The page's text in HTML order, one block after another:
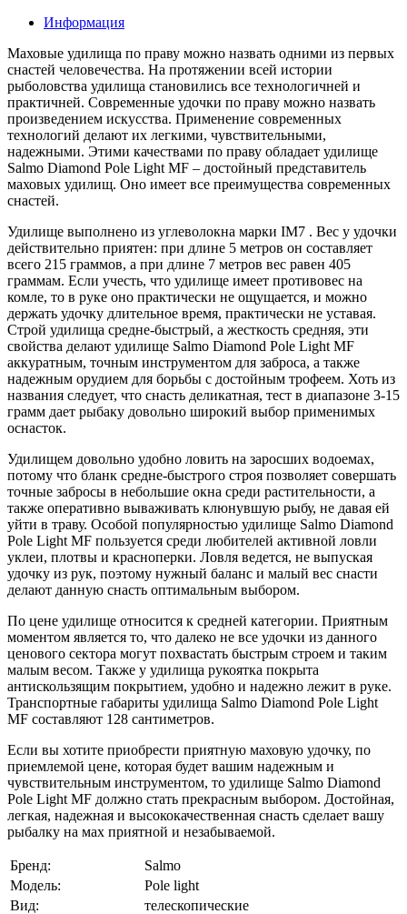
Информация
Маховые удилища по праву можно назвать одними из первых
снастей человечества. На протяжении всей истории
рыболовства удилища становились все технологичней и
практичней. Современные удочки по праву можно назвать
произведением искусства. Применение современных
технологий делают их легкими, чувствительными,
надежными. Этими качествами по праву обладает удилище
Salmo Diamond Pole Light MF – достойный представитель
маховых удилищ. Оно имеет все преимущества современных
снастей.
Удилище выполнено из углеволокна марки IM7 . Вес у удочки
действительно приятен: при длине 5 метров он составляет
всего 215 граммов, а при длине 7 метров вес равен 405
граммам. Если учесть, что удилище имеет противовес на
комле, то в руке оно практически не ощущается, и можно
держать удочку длительное время, практически не уставая.
Строй удилища средне-быстрый, а жесткость средняя, эти
свойства делают удилище Salmo Diamond Pole Light MF
аккуратным, точным инструментом для заброса, а также
надежным орудием для борьбы с достойным трофеем. Хоть из
названия следует, что снасть деликатная, тест в диапазоне 3-15
грамм дает рыбаку довольно широкий выбор применимых
оснасток.
Удилищем довольно удобно ловить на заросших водоемах,
потому что бланк средне-быстрого строя позволяет совершать
точные забросы в небольшие окна среди растительности, а
также оперативно вываживать клюнувшую рыбу, не давая ей
уйти в траву. Особой популярностью удилище Salmo Diamond
Pole Light MF пользуется среди любителей активной ловли
уклеи, плотвы и красноперки. Ловля ведется, не выпуская
удочку из рук, поэтому нужный баланс и малый вес снасти
делают данную снасть оптимальным выбором.
По цене удилище относится к средней категории. Приятным
моментом является то, что далеко не все удочки из данного
ценового сектора могут похвастать быстрым строем и таким
малым весом. Также у удилища рукоятка покрыта
антискользящим покрытием, удобно и надежно лежит в руке.
Транспортные габариты удилища Salmo Diamond Pole Light
MF составляют 128 сантиметров.
Если вы хотите приобрести приятную маховую удочку, по
приемлемой цене, которая будет вашим надежным и
чувствительным инструментом, то удилище Salmo Diamond
Pole Light MF должно стать прекрасным выбором. Достойная,
легкая, надежная и высококачественная снасть сделает вашу
рыбалку на мах приятной и незабываемой.
Бренд:
Salmo
Модель:
Pole light
Вид:
телескопические